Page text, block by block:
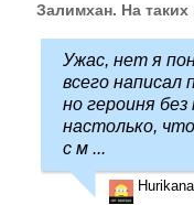
Залимхан. На таких
Ужас, нет я
всего написал
но героиня
настолько,
с м ...
Hurikana